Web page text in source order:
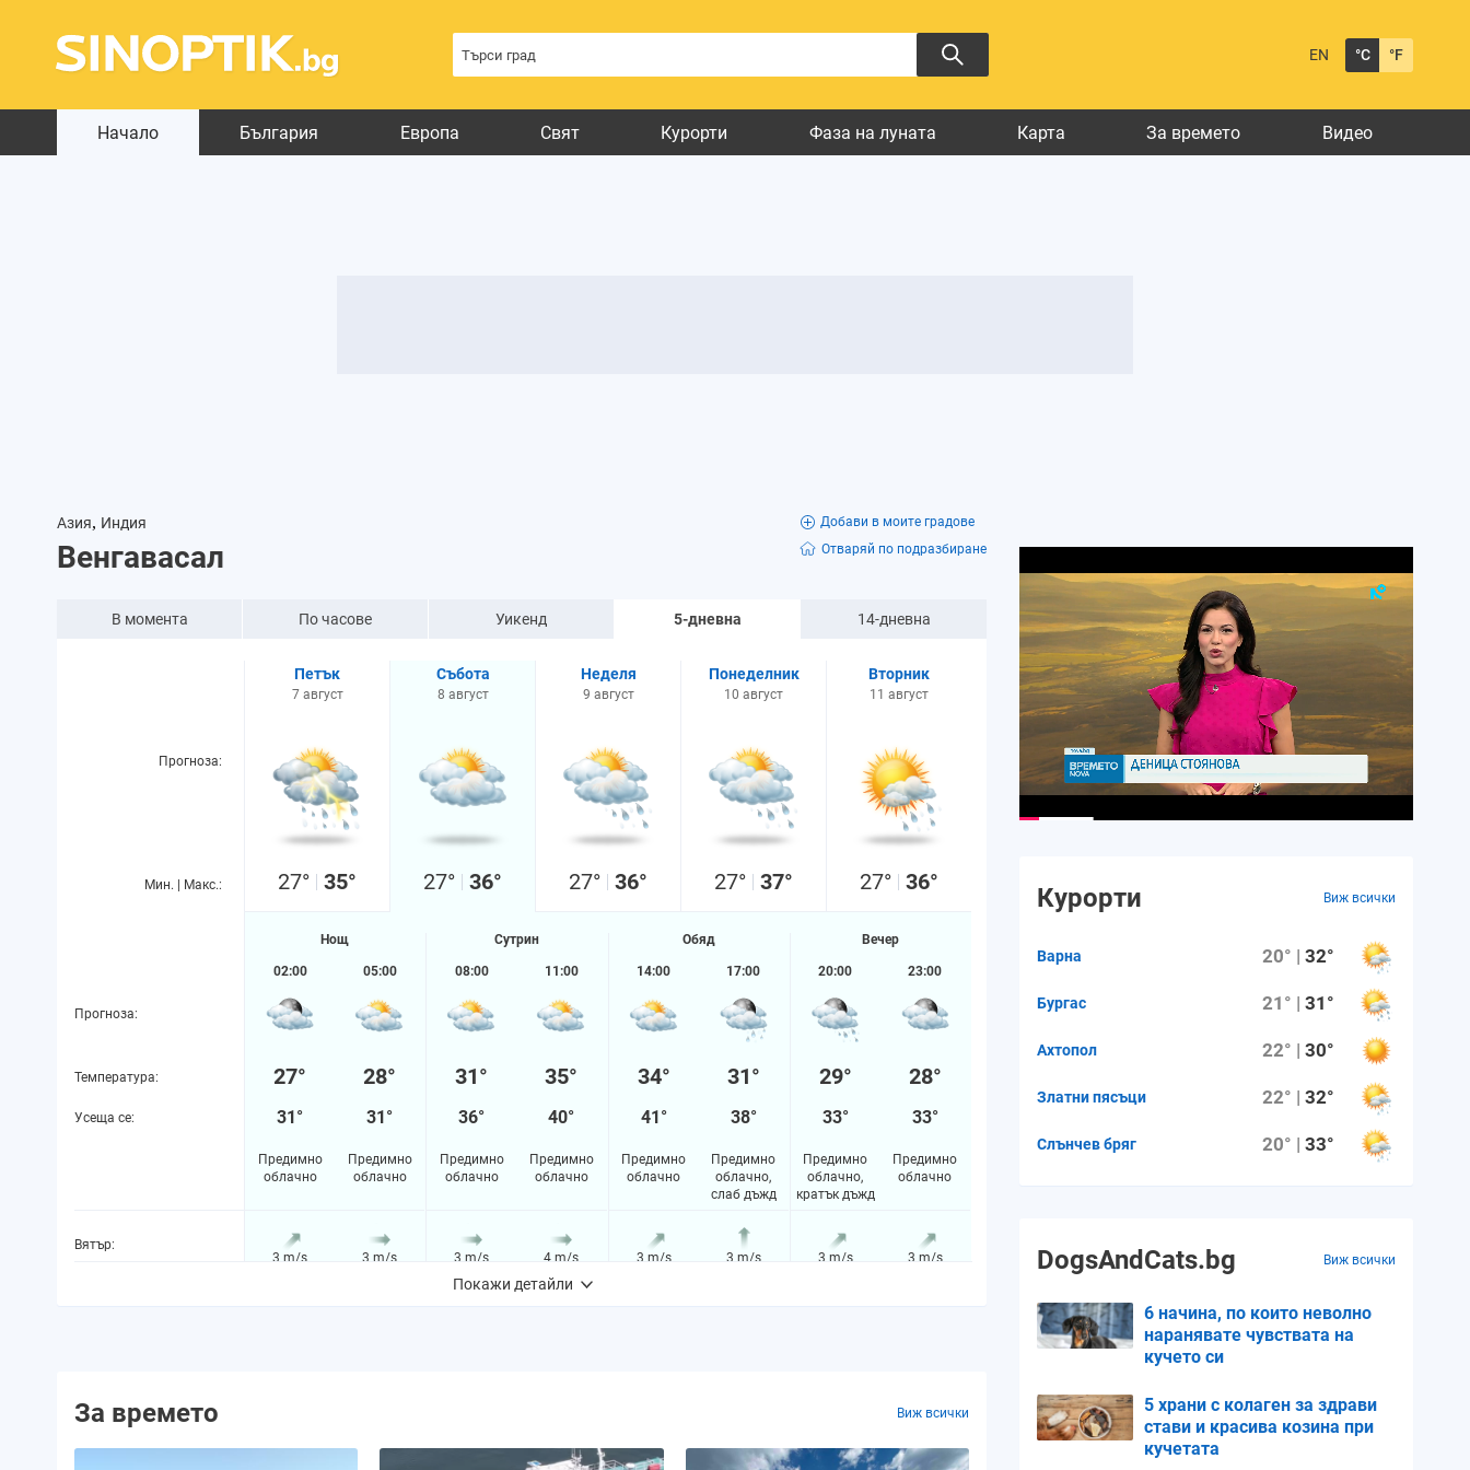
EN °C °F
Начало България Европа Свят Курорти Фаза на луната Карта За времето Видео
Азия, Индия
Венгавасал
Добави в моите градове
Отваряй по подразбиране
В момента По часове Уикенд 5-дневна 14-дневна
Прогноза:
Мин. | Макс.:
Прогноза:
Температура:
Усеща се:
Вятър:
Вероятност за буря:
Петък
7 август
27° 35°
Събота
8 август
27° 36°
Неделя
9 август
27° 36°
Понеделник
10 август
27° 37°
Вторник
11 август
27° 36°
Нощ
02:00
27°
31°
Предимно
облачно
3 m/s
0%
05:00
28°
31°
Предимно
облачно
3 m/s
0%
Сутрин
08:00
31°
36°
Предимно
облачно
3 m/s
0%
11:00
35°
40°
Предимно
облачно
4 m/s
0.704318%
Обяд
14:00
34°
41°
Предимно
облачно
3 m/s
0%
17:00
31°
38°
Предимно
облачно,
слаб дъжд
3 m/s
0%
Вечер
20:00
29°
33°
Предимно
облачно,
кратък дъжд
3 m/s
0%
23:00
28°
33°
Предимно
облачно
3 m/s
0%
Покажи детайли
За времето Виж всички
Курорти Виж всички
Варна 20° |32°
Бургас 21° |31°
Ахтопол 22° |30°
Златни пясъци 22° |32°
Слънчев бряг 20° |33°
DogsAndCats.bg Виж всички
6 начина, по които неволно
наранявате чувствата на
кучето си
5 храни с колаген за здрави
стави и красива козина при
кучетата